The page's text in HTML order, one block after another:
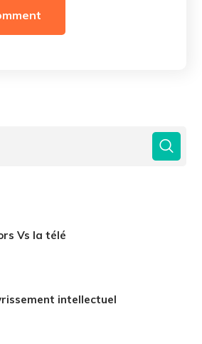
Vs la télé
intellectuel